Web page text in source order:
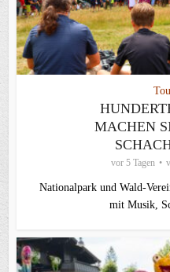
MACHEN
vor 5 Tagen
Nationalpark und Wald-
mit Musik,